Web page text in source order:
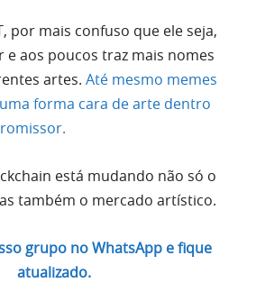
por mais confuso que ele seja,
e aos poucos traz mais nomes
artes. Até mesmo memes
forma cara de arte dentro
está mudando não só o
também o mercado artístico.
grupo no WhatsApp e fique
atualizado.